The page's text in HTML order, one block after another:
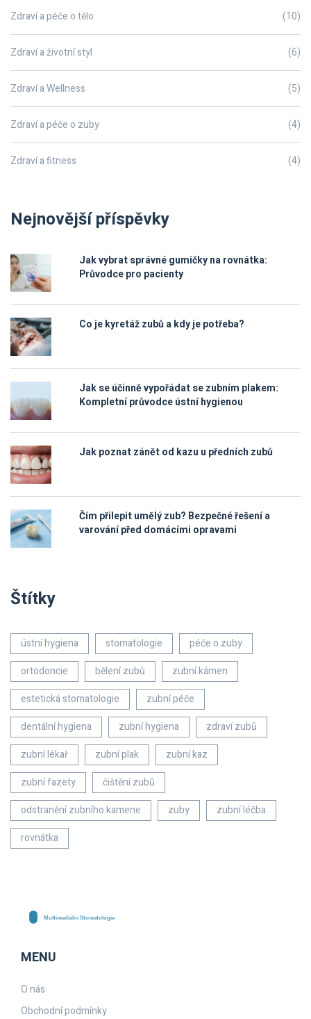
Zdraví a péče o tělo (10)
Zdraví a životní styl (6)
Zdraví a Wellness (5)
Zdraví a péče o zuby (4)
Zdraví a fitness (4)
Nejnovější příspěvky
Jak vybrat správné gumičky na rovnátka:
Průvodce pro pacienty
Co je kyretáž zubů a kdy je potřeba?
Jak se účinně vypořádat se zubním plakem:
Kompletní průvodce ústní hygienou
Jak poznat zánět od kazu u předních zubů
Čím přilepit umělý zub? Bezpečné řešení a
varování před domácími opravami
Štítky
ústní hygiena stomatologie
péče o zuby
ortodoncie
bělení zubů
zubní kámen
estetická stomatologie
zubní péče
dentální hygiena
zubní hygiena
zdraví zubů
zubní lékař
zubní plak
zubní kaz
zubní fazety
čištění zubů
odstranění zubního kamene
zuby
zubní léčba
rovnátka
MENU
O nás
Obchodní podmínky